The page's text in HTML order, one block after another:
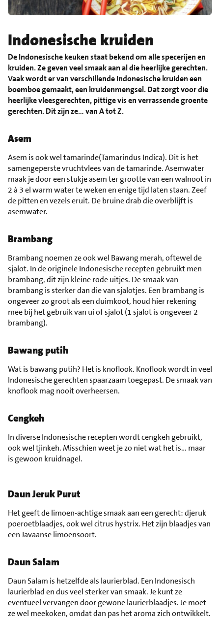
Indonesische kruiden
De Indonesische keuken staat bekend om alle specerijen en
kruiden. Ze geven veel smaak aan al die heerlijke gerechten.
Vaak wordt er van verschillende Indonesische kruiden een
boemboe gemaakt, een kruidenmengsel. Dat zorgt voor die
heerlijke vleesgerechten, pittige vis en verrassende groente
gerechten. Dit zijn ze… van A tot Z.
Asem
Asem is ook wel tamarinde(Tamarindus Indica). Dit is het
samengeperste vruchtvlees van de tamarinde. Asemwater
maak je door een stukje asem ter grootte van een walnoot in
2 à 3 el warm water te weken en enige tijd laten staan. Zeef
de pitten en vezels eruit. De bruine drab die overblijft is
asemwater.
Brambang
Brambang noemen ze ook wel Bawang merah, oftewel de
sjalot. In de originele Indonesische recepten gebruikt men
brambang, dit zijn kleine rode uitjes. De smaak van
brambang is sterker dan die van sjalotjes. Een brambang is
ongeveer zo groot als een duimkoot, houd hier rekening
mee bij het gebruik van ui of sjalot (1 sjalot is ongeveer 2
brambang).
Bawang putih
Wat is bawang putih? Het is knoflook. Knoflook wordt in veel
Indonesische gerechten spaarzaam toegepast. De smaak van
knoflook mag nooit overheersen.
Cengkeh
In diverse Indonesische recepten wordt cengkeh gebruikt,
ook wel tjinkeh. Misschien weet je zo niet wat het is… maar
is gewoon kruidnagel.
Daun Jeruk Purut
Het geeft de limoen-achtige smaak aan een gerecht: djeruk
poeroetblaadjes, ook wel citrus hystrix. Het zijn blaadjes van
een Javaanse limoensoort.
Daun Salam
Daun Salam is hetzelfde als laurierblad. Een Indonesisch
laurierblad en dus veel sterker van smaak. Je kunt ze
eventueel vervangen door gewone laurierblaadjes. Je moet
ze wel meekoken, omdat dan pas het aroma zich ontwikkelt.